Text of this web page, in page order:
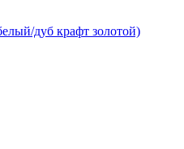
дуб крафт золотой)